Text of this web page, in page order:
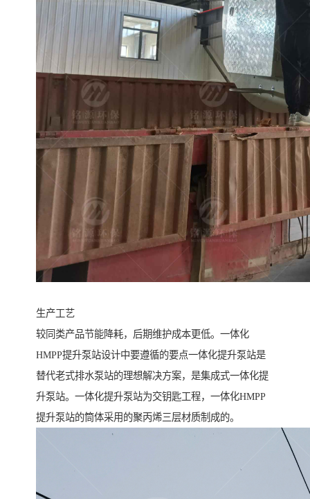
生产工艺
较同类产品节能降耗，后期维护成本更低。一体化
HMPP提升泵站设计中要遵循的要点一体化提升泵站是
替代老式排水泵站的理想解决方案，是集成式一体化提
升泵站。一体化提升泵站为交钥匙工程，一体化HMPP
提升泵站的筒体采用的聚丙烯三层材质制成的。